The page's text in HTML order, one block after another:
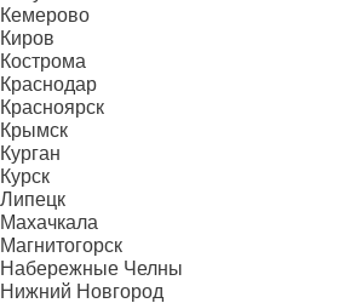
Кемерово
Киров
Кострома
Краснодар
Красноярск
Крымск
Курган
Курск
Липецк
Махачкала
Магнитогорск
Набережные Челны
Нижний Новгород